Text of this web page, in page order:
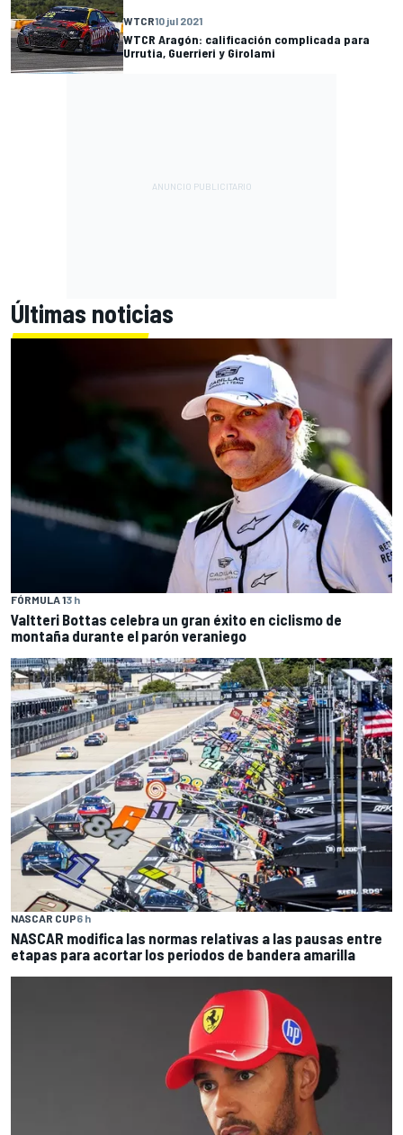
WTCR10 jul 2021
WTCR Aragón: calificación complicada para
Urrutia, Guerrieri y Girolami
Últimas noticias
FÓRMULA 13 h
Valtteri Bottas celebra un gran éxito en ciclismo de
montaña durante el parón veraniego
NASCAR CUP6 h
NASCAR modifica las normas relativas a las pausas entre
etapas para acortar los periodos de bandera amarilla